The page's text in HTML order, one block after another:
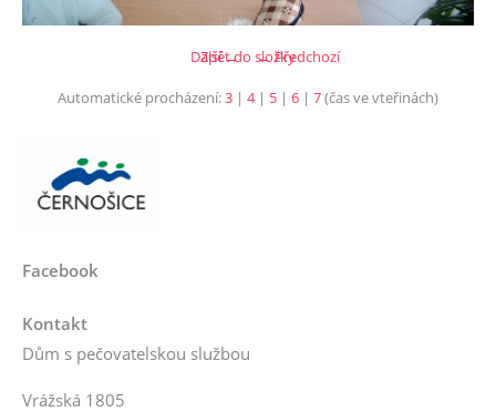
← Předchozí
Další →
Zpět do složky
Automatické procházení:3 | 4| 5 | 6 | 7(čas ve vteřinách)
Facebook
Kontakt
Dům s pečovatelskou službou
Vrážská 1805